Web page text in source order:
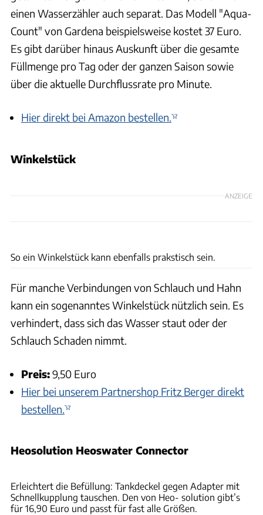
einen Wasserzähler auch separat. Das Modell "Aqua-
Count" von Gardena beispielsweise kostet 37 Euro.
Es gibt darüber hinaus Auskunft über die gesamte
Füllmenge pro Tag oder der ganzen Saison sowie
über die aktuelle Durchflussrate pro Minute.
Hier direkt bei Amazon bestellen.
Winkelstück
ANZEIGE
So ein Winkelstück kann ebenfalls prakstisch sein.
Für manche Verbindungen von Schlauch und Hahn
kann ein sogenanntes Winkelstück nützlich sein. Es
verhindert, dass sich das Wasser staut oder der
Schlauch Schaden nimmt.
Preis:9,50 Euro
Hier bei unserem Partnershop Fritz Berger direkt
bestellen.
Heosolution Heoswater Connector
Erleichtert die Befüllung: Tankdeckel gegen Adapter mit
Schnellkupplung tauschen. Den von Heo- solution gibt’s
für 16,90 Euro und passt für fast alle Größen.